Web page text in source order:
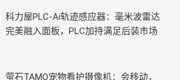
科力屋PLC-Ai轨迹感应器：毫米波雷达
完美融入面板，PLC加持满足后装市场
萤石TAMO宠物看护摄像机：会移动，